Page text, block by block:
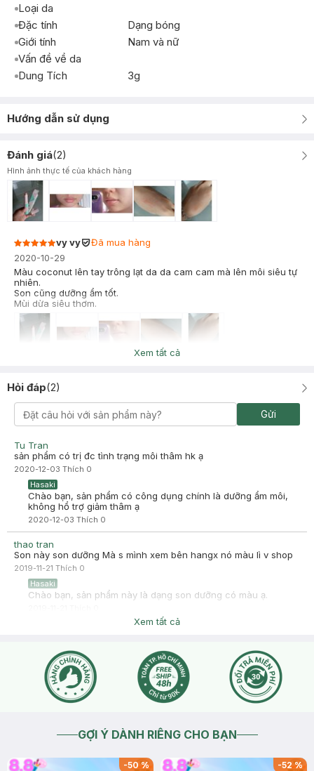
Loại da
Đặc tính
Dạng bóng
Giới tính
Nam và nữ
Vấn đề về da
Dung Tích
3g
Hướng dẫn sử dụng
Đánh giá(2)
Hình ảnh thực tế của khách hàng
vy vy
Đã mua hàng
2020-10-29
Màu coconut lên tay trông lạt da da cam cam mà lên môi siêu tự
nhiên.
Son cũng dưỡng ẩm tốt.
Mùi dừa siêu thơm.
2020-07-07
giá hợp lý
Xem tất cả
Hỏi đáp(2)
Gửi
Tu Tran
sản phẩm có trị đc tình trạng môi thâm hk ạ
2020-12-03 Thích 0
Hasaki
Chào bạn, sản phẩm có công dụng chính là dưỡng ẩm môi,
không hổ trợ giảm thâm ạ
2020-12-03 Thích 0
thao tran
Son này son dưỡng Mà s mình xem bên hangx nó màu lì v shop
2019-11-21 Thích 0
Hasaki
Chào bạn, sản phẩm này là dạng son dưỡng có màu ạ.
Xem tất cả
GỢI Ý DÀNH RIÊNG CHO BẠN
-50% -52%